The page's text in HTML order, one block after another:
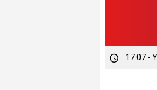
17:07 -